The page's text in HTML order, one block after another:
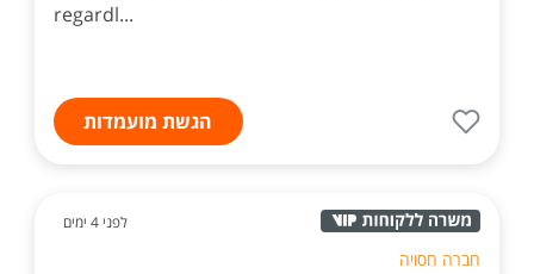
regardl...
הגשת מועמדות
לפני 4 ימים
חברה חסויה